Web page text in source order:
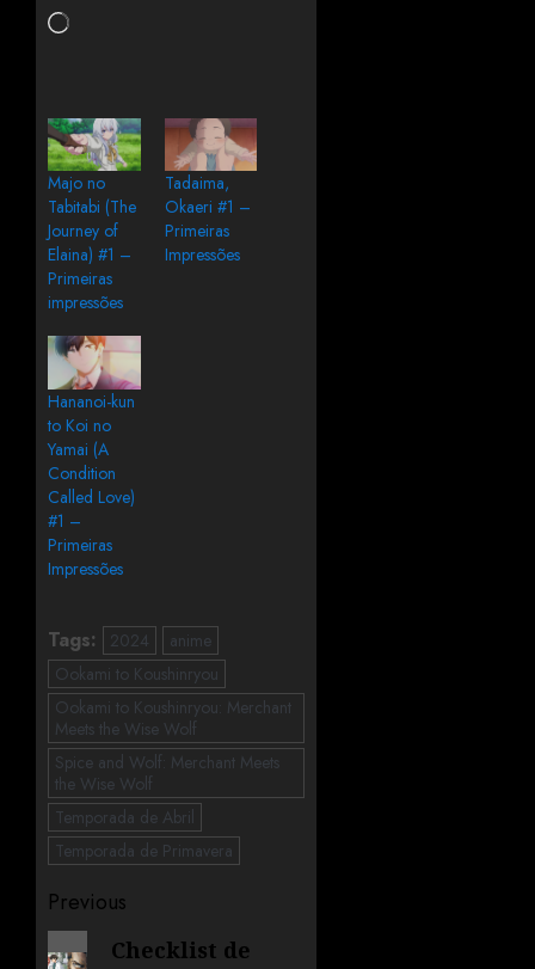
Majo no
Tabitabi (The
Journey of
Elaina) #1 –
Primeiras
impressões
Tadaima,
Okaeri #1 –
Primeiras
Impressões
Hananoi-kun
to Koi no
Yamai (A
Condition
Called Love)
#1 –
Primeiras
Impressões
Tags: 2024
anime
Ookami to Koushinryou
Ookami to Koushinryou: Merchant
Meets the Wise Wolf
Spice and Wolf: Merchant Meets
the Wise Wolf
Temporada de Abril
Temporada de Primavera
Previous
Checklist de